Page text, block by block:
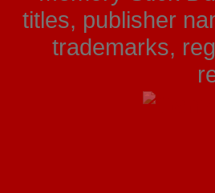
titles, publisher
trademarks,